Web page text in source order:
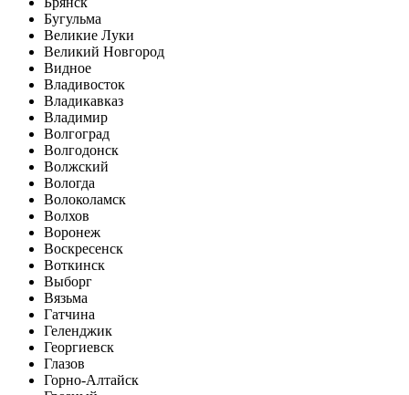
Бугульма
Великие Луки
Великий Новгород
Видное
Владивосток
Владикавказ
Владимир
Волгоград
Волгодонск
Волжский
Вологда
Волоколамск
Волхов
Воронеж
Воскресенск
Воткинск
Выборг
Вязьма
Гатчина
Геленджик
Георгиевск
Глазов
Горно-Алтайск